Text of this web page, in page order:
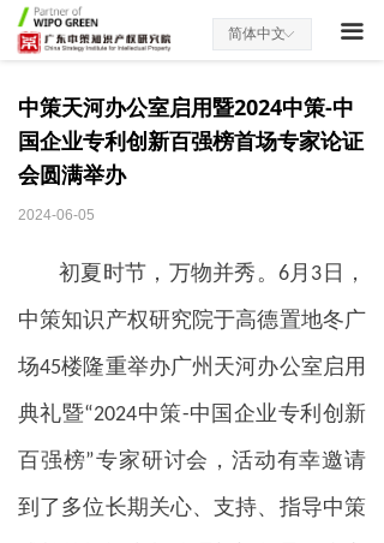
끀
ꀅ
简体中文
中策天河办公室启用暨2024中策-中
国企业专利创新百强榜首场专家论证
会圆满举办
初 夏时节，万物并秀。6月3日，
中策知识产权研究院于高德置地冬广
场45楼隆重举办广州天河办公室启用
典礼暨“2024中策-中国企业专利创新
百强榜”专家研讨会，活动有幸邀请
到了多位长期关心、支持、指导中策
2024-06-05